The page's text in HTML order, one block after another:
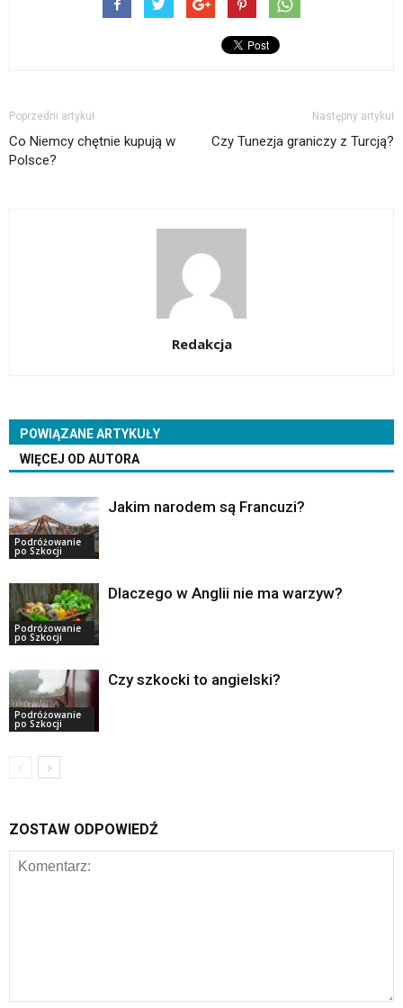
Poprzedni artykuł
Co Niemcy chętnie kupują w
Polsce?
Następny artykuł
Czy Tunezja graniczy z Turcją?
Redakcja
POWIĄZANE ARTYKUŁY
WIĘCEJ OD AUTORA
Podróżowanie
po Szkocji
Jakim narodem są Francuzi?
Podróżowanie
po Szkocji
Dlaczego w Anglii nie ma warzyw?
Podróżowanie
po Szkocji
Czy szkocki to angielski?
ZOSTAW ODPOWIEDŹ